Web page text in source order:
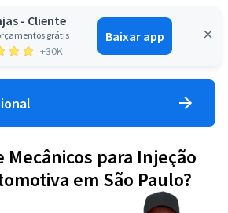
- Cliente
grátis
+30K
Baixar app
Entrar
Mecânicos para Injeção
em São Paulo?